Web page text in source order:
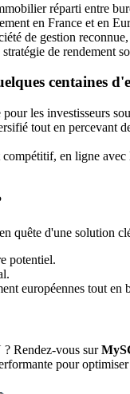
réparti entre
en France et en
de gestion
de rendement
centaines
pour les investisseurs
tout en percevant
en ligne
quête d'une solution
potentiel.
européennes tout
Rendez-vous sur
pour